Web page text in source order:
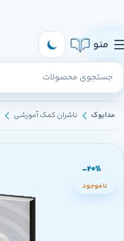
منو
مدابوک ناشران کمک آموزشی
-20%
ناموجود